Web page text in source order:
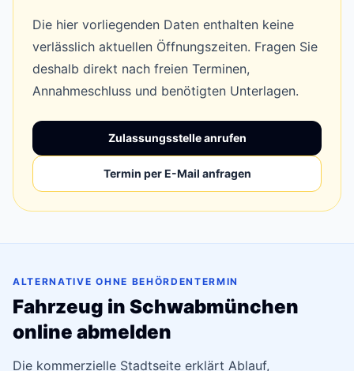
Die hier vorliegenden Daten enthalten keine
verlässlich aktuellen Öffnungszeiten. Fragen Sie
deshalb direkt nach freien Terminen,
Annahmeschluss und benötigten Unterlagen.
Zulassungsstelle anrufen
Termin per E-Mail anfragen
ALTERNATIVE OHNE BEHÖRDENTERMIN
Fahrzeug in Schwabmünchen
online abmelden
Die kommerzielle Stadtseite erklärt Ablauf,